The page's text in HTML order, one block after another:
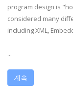
program design is
considered many
including XML,
...
계속